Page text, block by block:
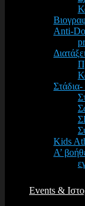
Anti-
Kids
Α’
Events &